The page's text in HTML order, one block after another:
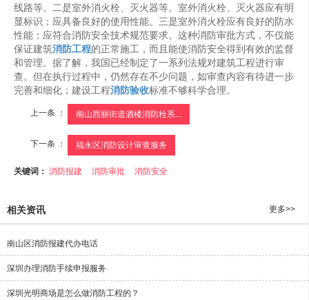
线路等。二是室外消火栓、灭火器等。室外消火栓、灭火器应有明
显标识；应具备良好的使用性能。三是室外消火栓应有良好的防水
性能；应符合消防安全技术规范要求。这种消防审批方式，不仅能
保证建筑消防工程的正常施工，而且能使消防安全得到有效的监督
和管理。据了解，我国已经制定了一系列法规对建筑工程进行审
查。但在执行过程中，仍然存在不少问题，如审查内容有待进一步
完善和细化；建设工程消防验收标准不够科学合理。
上一条 ： 南山西丽街道酒楼消防栓系...
下一条 ： 福永区消防设计审查服务
关键词： 消防报建 消防审批 消防安全
相关资讯 更多>>
南山区消防报建代办电话
深圳办理消防手续申报服务
深圳光明商场是怎么做消防工程的？